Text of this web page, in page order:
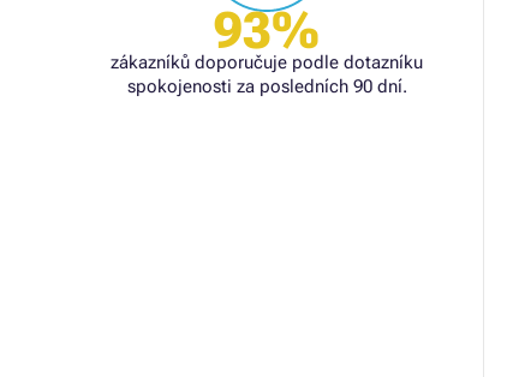
93%
zákazníků doporučuje podle dotazníku
spokojenosti za posledních 90 dní.